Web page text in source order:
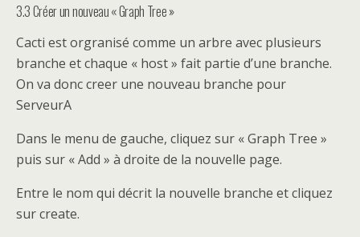
3.3 Créer un nouveau « Graph Tree »
Cacti est orgranisé comme un arbre avec plusieurs
branche et chaque « host » fait partie d’une branche.
On va donc creer une nouveau branche pour
ServeurA
Dans le menu de gauche, cliquez sur « Graph Tree »
puis sur « Add » à droite de la nouvelle page.
Entre le nom qui décrit la nouvelle branche et cliquez
sur create.